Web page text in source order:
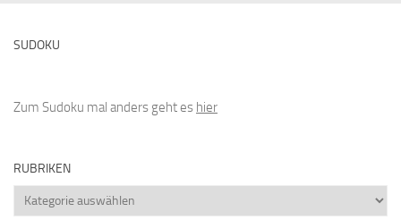
SUDOKU
Zum Sudoku mal anders geht es hier
RUBRIKEN
Rubriken